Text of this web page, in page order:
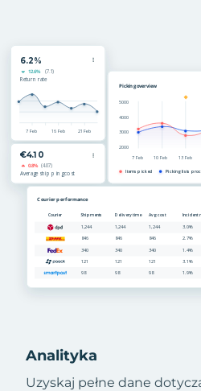
Analityka
Uzyskaj pełne dane